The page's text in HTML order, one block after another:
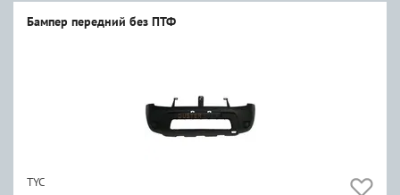
Бампер передний без ПТФ
TYC